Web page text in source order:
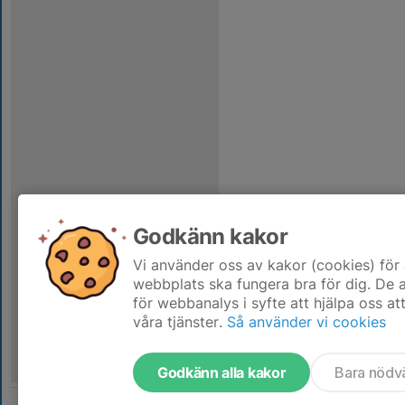
Godkänn kakor
Vi använder oss av kakor (cookies)
webbplats ska fungera bra för dig. De
för webbanalys i syfte att hjälpa oss
våra tjänster. Så använder vi cookies
Godkänn alla kakor Bara